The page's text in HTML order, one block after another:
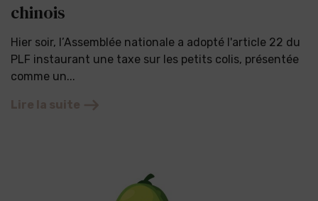
chinois
Hier soir, l’Assemblée nationale a adopté l'article 22 du
PLF instaurant une taxe sur les petits colis, présentée
comme un...
Lire la suite